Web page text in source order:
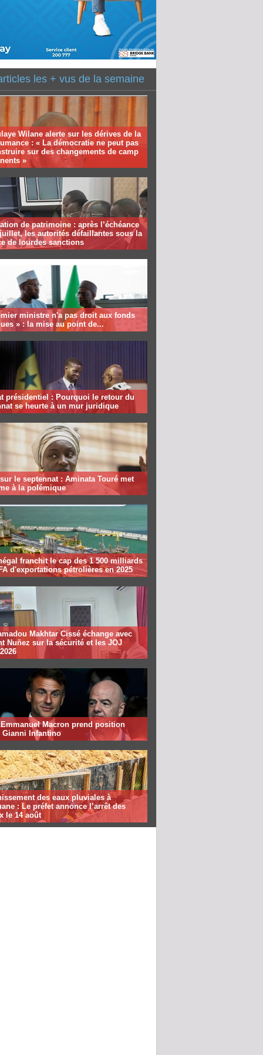
les + vus de la semaine
Wilane alerte sur les dérives de la
: « La démocratie ne peut pas
sur des changements de camp
»
de patrimoine : après l’échéance
les autorités défaillantes sous la
de lourdes sanctions
ministre n'a pas droit aux fonds
» : la mise au point de...
présidentiel : Pourquoi le retour du
se heurte à un mur juridique
le septennat : Aminata Touré met
à la polémique
franchit le cap des 1 500 milliards
d'exportations pétrolières en 2025
Makhtar Cissé échange avec
Nuñez sur la sécurité et les JOJ
Emmanuel Macron prend position
Gianni Infantino
des eaux pluviales à
: Le préfet annonce l’arrêt des
le 14 août